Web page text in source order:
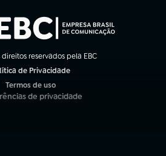
direitos reservados pela EBC
de Privacidade
Termos de uso
(abre em nova aba)
de privacidade